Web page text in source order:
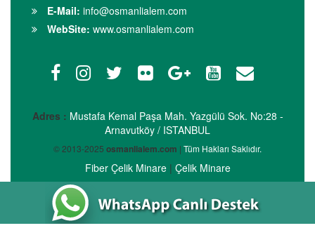
E-Mail: info@osmanlialem.com
WebSite: www.osmanlialem.com
Adres : Mustafa Kemal Paşa Mah. Yazgülü Sok. No:28 -
Arnavutköy / ISTANBUL
© 2013-2025 osmanlialem.com | Tüm Hakları Saklıdır.
Fiber Çelik Minare| Çelik Minare